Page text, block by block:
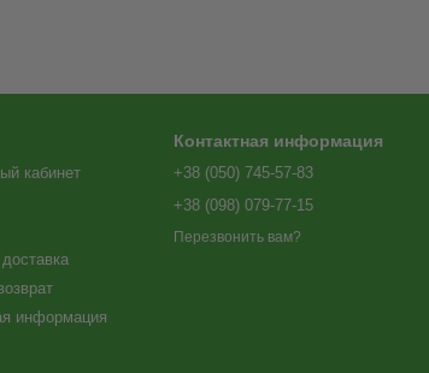
кабинет
информация
Контактная информация
+38 (050) 745-57-83
+38 (098) 079-77-15
Перезвонить вам?